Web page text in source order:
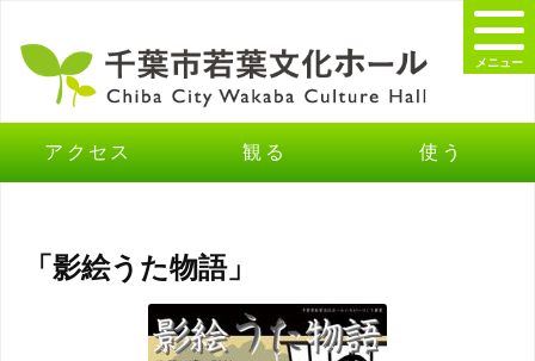
アクセス 観る 使う
メニュー
「影絵うた物語」